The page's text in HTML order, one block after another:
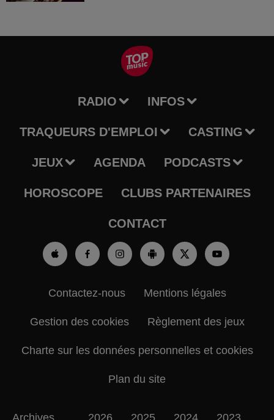
RADIO INFOS
TRAQUEURS D'EMPLOI CASTING
JEUX AGENDA PODCASTS
HOROSCOPE CLUBS PARTENAIRES
CONTACT
Contactez-nous Mentions légales
Gestion des cookies Règlement des jeux
Charte sur les données personnelles et cookies
Plan du site
Archives 2026 2025 2024 2023